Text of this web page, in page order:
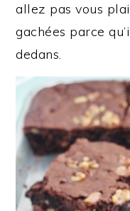
allez pas vous
gachées parce
dedans.